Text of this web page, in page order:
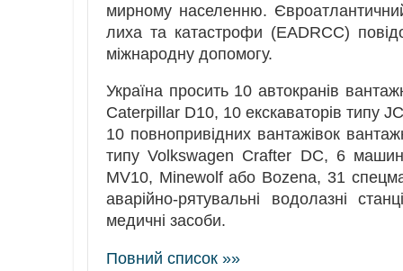
мирному населенню.
лиха та катастрофи (EADRCC)
міжнародну допомогу.
Україна просить 10 автокранів
Caterpillar D10, 10 екскаваторів типу
10 повнопривідних вантажівок
типу Volkswagen Crafter DC, 6 машин
MV10, Minewolf або Bozena, 31
аварійно-рятувальні водолазні
медичні засоби.
Повний список »»